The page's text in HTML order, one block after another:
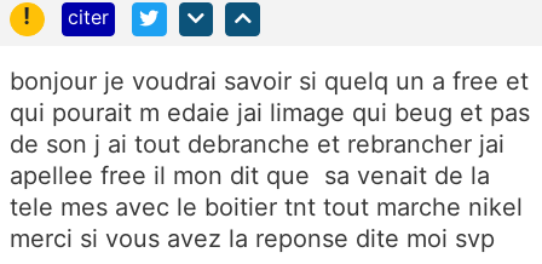
!
citer
bonjour je voudrai savoir si quelq un a free et
qui pourait m edaie jai limage qui beug et pas
de son j ai tout debranche et rebrancher jai
apellee free il mon dit que sa venait de la
tele mes avec le boitier tnt tout marche nikel
merci si vous avez la reponse dite moi svp